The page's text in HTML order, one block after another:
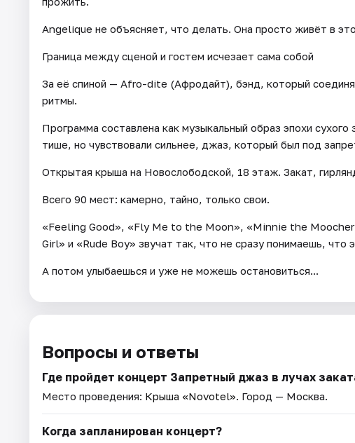
Angelique не объясняет, что делать. Она просто живёт в
Граница между сценой и гостем исчезает сама собой
За её спиной — Afro-dite (Афродайт), бэнд, который
ритмы.
Программа составлена как музыкальный образ эпохи
тише, но чувствовали сильнее, джаз, который был под
Открытая крыша на Новослободской, 18 этаж. Закат,
Всего 90 мест: камерно, тайно, только свои.
«Feeling Good», «Fly Me to the Moon», «Minnie the
Girl» и «Rude Boy» звучат так, что не сразу понимаешь, что
А потом улыбаешься и уже не можешь остановиться...
Вопросы и ответы
Где пройдет концерт Запретный джаз в лучах
Место проведения: Крыша «Novotel». Город — Москва.
Когда запланирован концерт?